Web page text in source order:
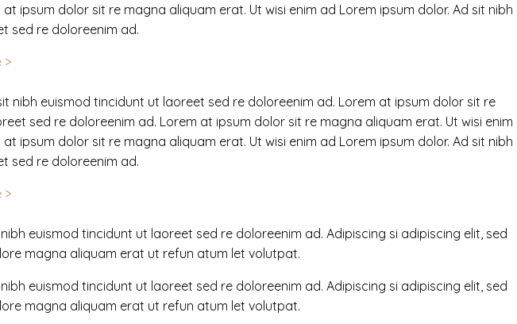
ipsum dolor sit re magna aliquam erat. Ut wisi enim ad Lorem ipsum dolor. Ad sit nibh
sed re doloreenim ad.
>
nibh euismod tincidunt ut laoreet sed re doloreenim ad. Lorem at ipsum dolor sit re
sed re doloreenim ad. Lorem at ipsum dolor sit re magna aliquam erat. Ut wisi enim
ipsum dolor sit re magna aliquam erat. Ut wisi enim ad Lorem ipsum dolor. Ad sit nibh
sed re doloreenim ad.
>
euismod tincidunt ut laoreet sed re doloreenim ad. Adipiscing si adipiscing elit, sed
magna aliquam erat ut refun atum let volutpat.
euismod tincidunt ut laoreet sed re doloreenim ad. Adipiscing si adipiscing elit, sed
magna aliquam erat ut refun atum let volutpat.